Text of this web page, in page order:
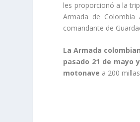
les proporcionó a la
Armada de
comandante de
La Armada
pasado 21 de mayo
motonave a 200